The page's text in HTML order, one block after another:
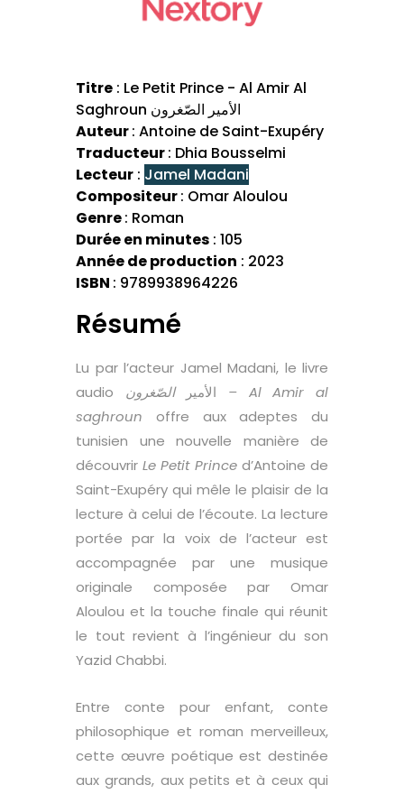
Titre : Le Petit Prince - Al Amir Al
Saghroun الأمير الصّغرون
Auteur: Antoine de Saint-Exupéry
Traducteur: Dhia Bousselmi
Lecteur : Jamel Madani
Compositeur: Omar Aloulou
Genre: Roman
Durée en minutes : 105
Année de production : 2023
ISBN : 9789938964226
Résumé
Lu par l’acteur Jamel Madani, le livre
audio الأمير
الصّغرون – Al Amir al
saghroun offre aux adeptes du
tunisien une nouvelle manière de
découvrirLe Petit Princed’Antoine de
Saint-Exupéry qui mêle le plaisir de la
lecture à celui de l’écoute. La lecture
portée par la voix de l’acteur est
accompagnée par une musique
originale composée par Omar
Aloulou et la touche finale qui réunit
le tout revient à l’ingénieur du son
Yazid Chabbi.
Entre conte pour enfant, conte
philosophique et roman merveilleux,
cette œuvre poétique est destinée
aux grands, aux petits et à ceux qui